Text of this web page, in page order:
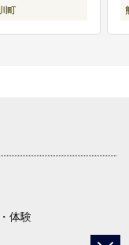
町
体験